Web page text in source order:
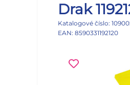
Drak
Katalogové číslo:
EAN: 8590331192120